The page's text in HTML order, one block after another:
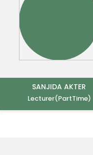
SANJIDA AKTER
Lecturer(PartTime)